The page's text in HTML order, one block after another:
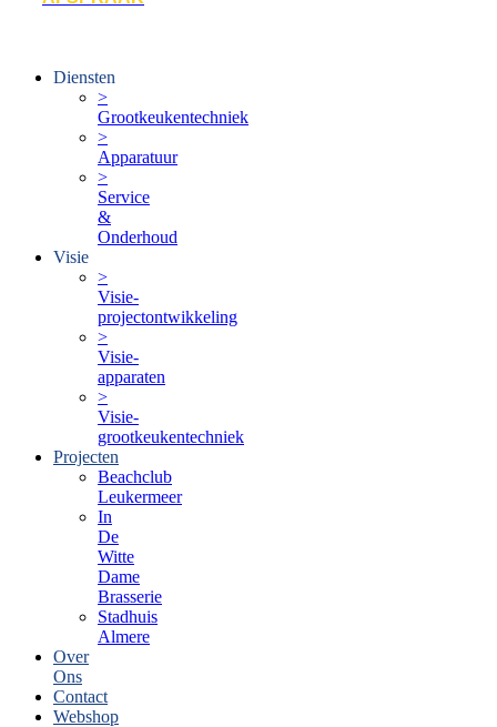
Diensten
>
Grootkeukentechniek
>
Apparatuur
>
Service
&
Onderhoud
Visie
>
Visie-
projectontwikkeling
>
Visie-
apparaten
>
Visie-
grootkeukentechniek
Projecten
Beachclub
Leukermeer
In
De
Witte
Dame
Brasserie
Stadhuis
Almere
Over
Ons
Contact
Webshop